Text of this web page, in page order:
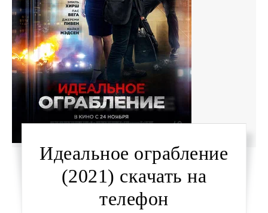
Идеальное ограбление
(2021) скачать на
телефон